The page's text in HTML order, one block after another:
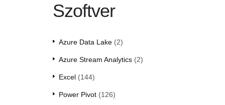
Szoftver
Azure Data Lake(2)
Azure Stream Analytics(2)
Excel(144)
Power Pivot(126)